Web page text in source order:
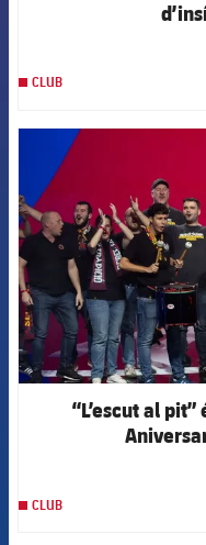
CLUB
“L’escut al
CLUB